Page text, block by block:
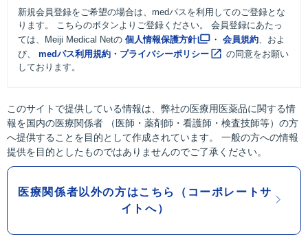
新規会員登録をご希望の場合は、medパスを利用してのご登録とな
ります。 こちらのボタンよりご登録ください。 会員登録にあたっ
ては、Meiji Medical Netの 個人情報保護方針 ・ 会員規約、およ
び、 medパス利用規約・プライバシーポリシー
の同意をお願い
しております。
このサイトで提供している情報は、弊社の医療用医薬品に関する情
報を国内の医療関係者 （医師・薬剤師・看護師・検査技師等）の方
へ提供することを目的として作成されています。 一般の方への情報
提供を目的としたものではありませんのでご了承ください。
医療関係者以外の方はこちら（コーポレートサ
イトへ）